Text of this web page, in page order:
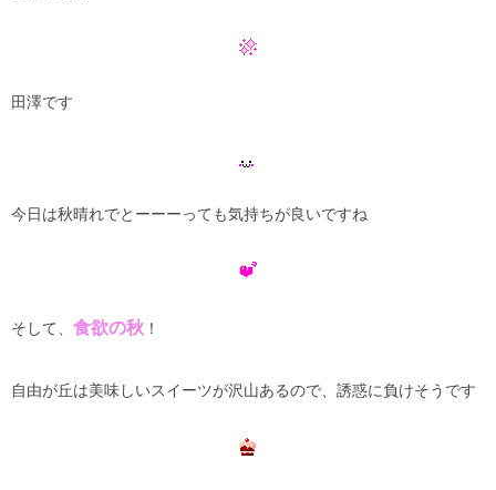
田澤です
今日は秋晴れでとーーーっても気持ちが良いですね
そして、 食欲の秋 ！
自由が丘は美味しいスイーツが沢山あるので、誘惑に負けそうです